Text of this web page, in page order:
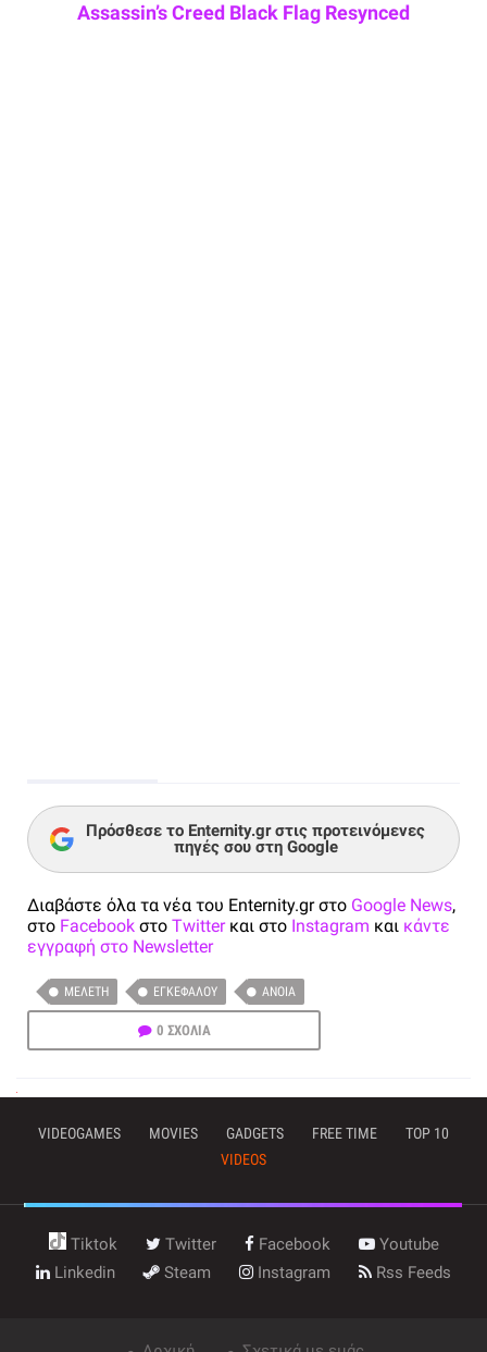
Assassin’s Creed Black Flag Resynced
Πρόσθεσε το Enternity.gr στις προτεινόμενες
πηγές σου στη Google
Διαβάστε όλα τα νέα του Enternity.gr στο Google News,
στο Facebook στο Twitterκαι στο Instagram και κάντε
εγγραφή στο Newsletter
ΜΕΛΈΤΗ ΕΓΚΕΦΆΛΟΥ ΆΝΟΙΑ
0 ΣΧΟΛΙΑ
VIDEOGAMES MOVIES GADGETS FREE TIME
TOP 10
VIDEOS
Tiktok Twitter Facebook
Youtube
Linkedin
Steam Instagram Rss Feeds